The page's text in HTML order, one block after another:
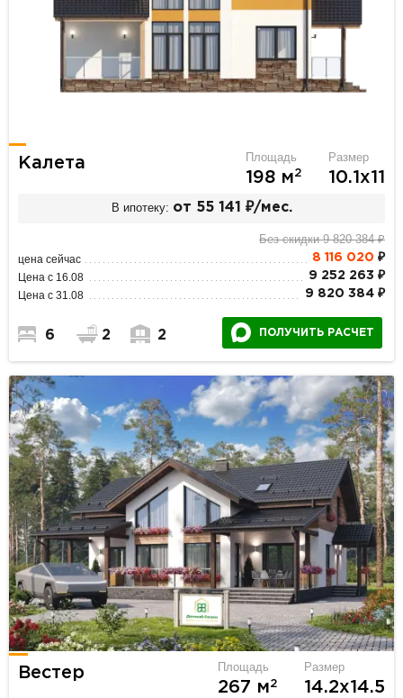
Калета Площадь
198 м2
Размер
10.1х11
В ипотеку: от 55 141 ₽/мес.
Без скидки 9 820 384 ₽
цена сейчас 8 116 020 ₽
Цена с 16.08 9 252 263 ₽
Цена с 31.08 9 820 384 ₽
6 2 2 ПОЛУЧИТЬ РАСЧЕТ
Вестер Площадь
267 м2
Размер
14.2х14.5